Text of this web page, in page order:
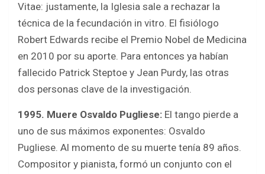
Vitae: justamente, la Iglesia sale a rechazar la
técnica de la fecundación in vitro. El fisiólogo
Robert Edwards recibe el Premio Nobel de Medicina
en 2010 por su aporte. Para entonces ya habían
fallecido Patrick Steptoe y Jean Purdy, las otras
dos personas clave de la investigación.
1995. Muere Osvaldo Pugliese: El tango pierde a
uno de sus máximos exponentes: Osvaldo
Pugliese. Al momento de su muerte tenía 89 años.
Compositor y pianista, formó un conjunto con el